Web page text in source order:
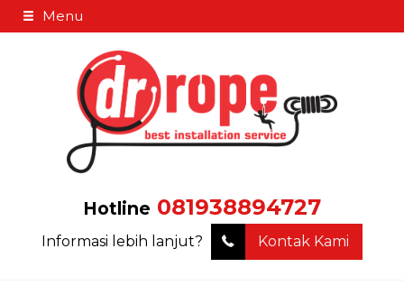
Menu
Hotline 081938894727
Informasi lebih lanjut? Kontak Kami